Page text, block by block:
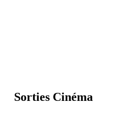
Sorties Cinéma